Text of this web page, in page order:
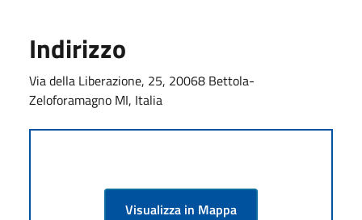
Indirizzo
Via della Liberazione, 25, 20068 Bettola-
Zeloforamagno MI, Italia
Visualizza in Mappa